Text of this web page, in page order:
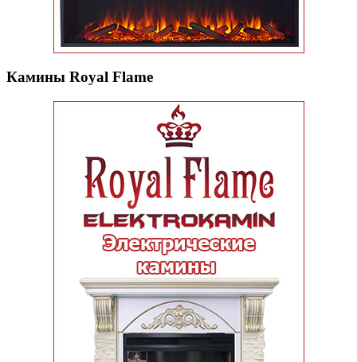
Камины Royal Flame